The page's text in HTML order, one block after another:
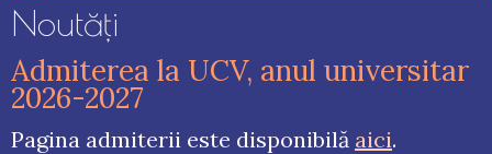
Noutăţi
Admiterea la UCV, anul universitar
2026-2027
Pagina admiterii este disponibilă aici.